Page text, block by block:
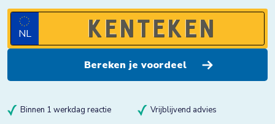
NL
Binnen 1 werkdag reactie Vrijblijvend advies